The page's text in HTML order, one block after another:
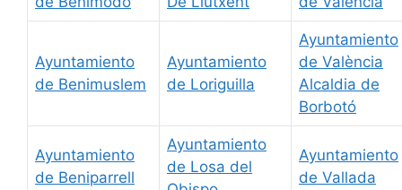
Ayuntamiento
de Benimuslem
Ayuntamiento
de Loriguilla
Ayuntamiento
de València
Alcaldia de
Borbotó
Ayuntamiento
de Beniparrell
Ayuntamiento
de Losa del
Ayuntamiento
de Vallada